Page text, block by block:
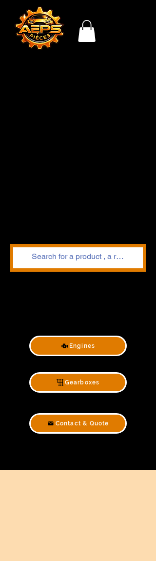
Engines
Gearboxes
Contact & Quote